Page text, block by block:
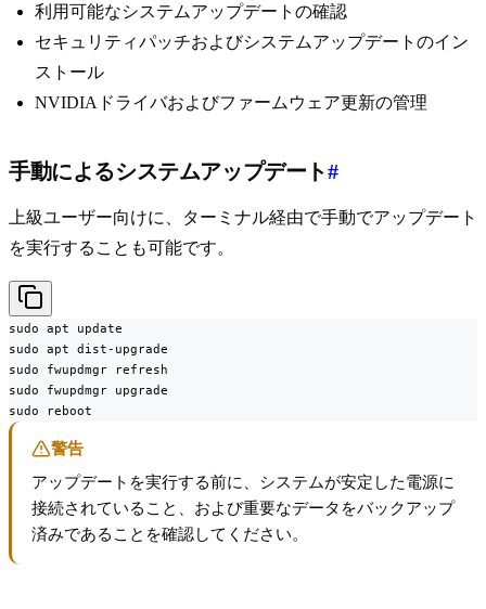
利用可能なシステムアップデートの確認
セキュリティパッチおよびシステムアップデートのイン
ストール
NVIDIAドライバおよびファームウェア更新の管理
手動によるシステムアップデート#
上級ユーザー向けに、ターミナル経由で手動でアップデート
を実行することも可能です。
sudo apt update
sudo apt dist-upgrade
sudo fwupdmgr refresh
sudo fwupdmgr upgrade
sudo reboot
警告
アップデートを実行する前に、システムが安定した電源に
接続されていること、および重要なデータをバックアップ
済みであることを確認してください。